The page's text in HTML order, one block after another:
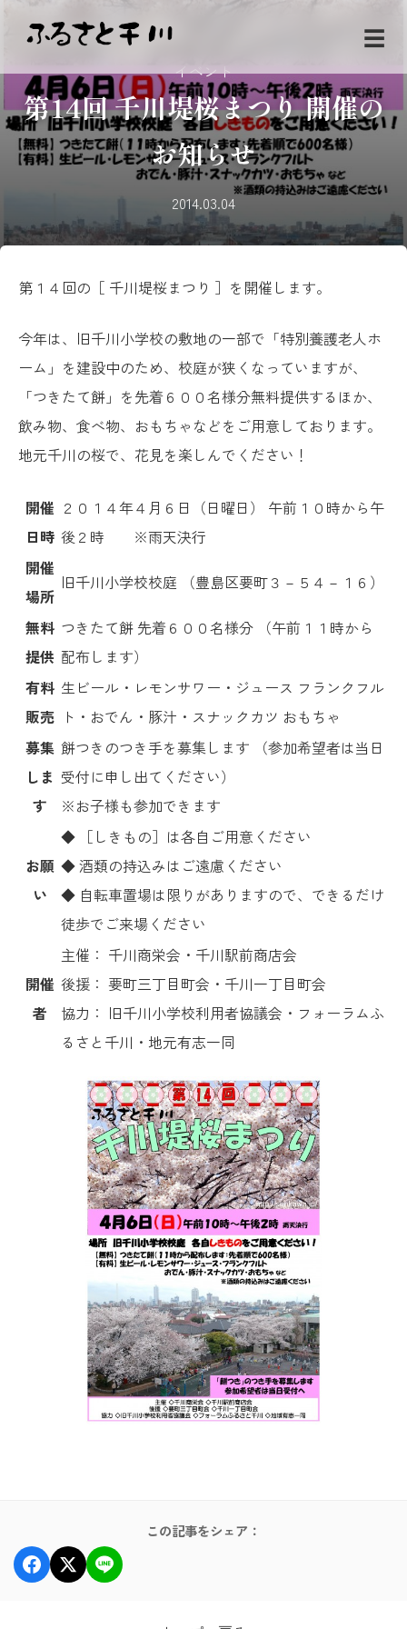
☰
イベント
第14回 千川堤桜まつり 開催の
お知らせ
2014.03.04
第１４回の［ 千川堤桜まつり ］を開催します。
今年は、旧千川小学校の敷地の一部で「特別養護老人ホ
ーム」を建設中のため、校庭が狭くなっていますが、
「つきたて餅」を先着６００名様分無料提供するほか、
飲み物、食べ物、おもちゃなどをご用意しております。
地元千川の桜で、花見を楽しんでください！
開催
日時
２０１４年４月６日（日曜日） 午前１０時から午
後２時 ※雨天決行
開催
場所
旧千川小学校校庭 （豊島区要町３－５４－１６）
無料
提供
つきたて餅 先着６００名様分 （午前１１時から
配布します）
有料
販売
生ビール・レモンサワー・ジュース フランクフル
ト・おでん・豚汁・スナックカツ おもちゃ
募集
しま
す
餅つきのつき手を募集します （参加希望者は当日
受付に申し出てください）
※お子様も参加できます
お願
い
◆ ［しきもの］は各自ご用意ください
◆ 酒類の持込みはご遠慮ください
◆ 自転車置場は限りがありますので、できるだけ
徒歩でご来場ください
開催
者
主催： 千川商栄会・千川駅前商店会
後援： 要町三丁目町会・千川一丁目町会
協力： 旧千川小学校利用者協議会・フォーラムふ
るさと千川・地元有志一同
この記事をシェア：